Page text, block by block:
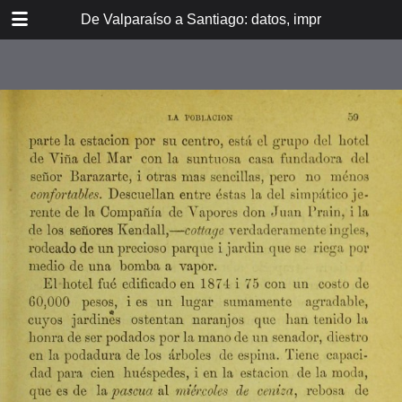
De Valparaíso a Santiago: datos, impresiones,
DOWNLOAD
TABLE OF CONTENTS
Itinerario del ferrocarril de
Valparaíso a Santiago
espresamente grabado en Paris en
madera para esta obra
Dedicatoria
A los viajeros
En la Estación de Valparaíso
El banquete de inauguración i el
motín de Oyarce
Viña del Mar
Bosquejo histórico
El Salto